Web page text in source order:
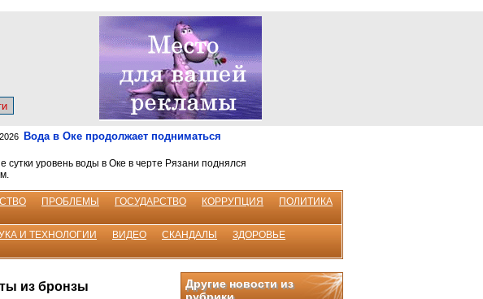
Вода в Оке продолжает подниматься
сутки уровень воды в Оке в черте Рязани поднялся
ПРОБЛЕМЫ ГОСУДАРСТВО КОРРУПЦИЯ
ПОЛИТИКА
И ТЕХНОЛОГИИ ВИДЕО СКАНДАЛЫ
ЗДОРОВЬЕ
из бронзы
Другие новости из